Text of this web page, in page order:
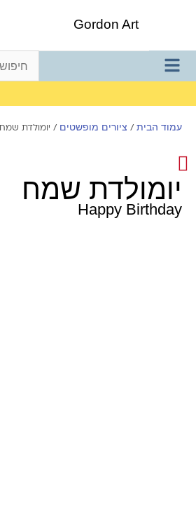
Gordon Art
עמוד הבית / ציורים מופשטים / יומולדת שמח
יומולדת שמח
Happy Birthday